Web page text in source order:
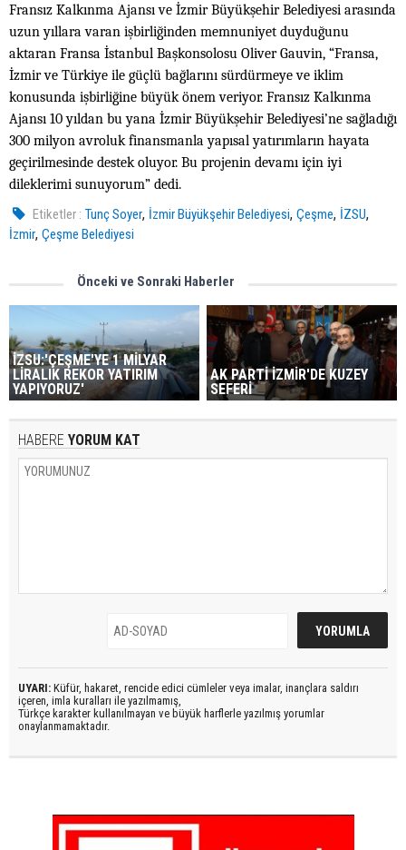
Fransız Kalkınma Ajansı ve İzmir Büyükşehir Belediyesi arasında
uzun yıllara varan işbirliğinden memnuniyet duyduğunu
aktaran Fransa İstanbul Başkonsolosu Oliver Gauvin, “Fransa,
İzmir ve Türkiye ile güçlü bağlarını sürdürmeye ve iklim
konusunda işbirliğine büyük önem veriyor. Fransız Kalkınma
Ajansı 10 yıldan bu yana İzmir Büyükşehir Belediyesi’ne sağladığı
300 milyon avroluk finansmanla yapısal yatırımların hayata
geçirilmesinde destek oluyor. Bu projenin devamı için iyi
dileklerimi sunuyorum” dedi.
Etiketler : Tunç Soyer, İzmir Büyükşehir Belediyesi,Çeşme, İZSU,
İzmir, Çeşme Belediyesi
Önceki ve Sonraki Haberler
İZSU:'ÇEŞME'YE 1 MİLYAR
LİRALIK REKOR YATIRIM
YAPIYORUZ'
AK PARTİ İZMİR'DE KUZEY
SEFERİ
HABERE YORUM KAT
UYARI: Küfür, hakaret, rencide edici cümleler veya imalar, inançlara saldırı
içeren, imla kuralları ile yazılmamış,
Türkçe karakter kullanılmayan ve büyük harflerle yazılmış yorumlar
onaylanmamaktadır.